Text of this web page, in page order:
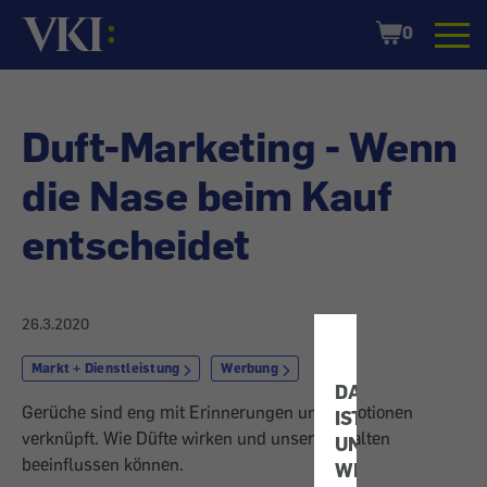
DATENSCHUTZ
IST
UNS
WICHTIG!
Startseite
Shopping
Cart
0
Duft-Marketing - Wenn
die Nase beim Kauf
entscheidet
26.3.2020
Markt + Dienstleistung Werbung
Gerüche sind eng mit Erinnerungen und Emotionen
verknüpft. Wie Düfte wirken und unser Verhalten
beeinflussen können.